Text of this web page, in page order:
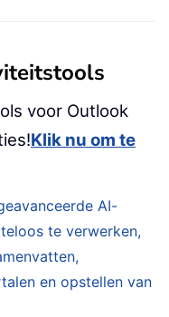
voor Outlook
Klik nu om te
AI-
te verwerken,
en opstellen van